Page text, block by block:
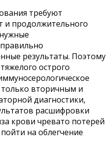
требуют
и продолжительного
результаты. Поэтому
острого
вторичным и
диагностики,
расшифровки
крови чревато потерей
на облегчение